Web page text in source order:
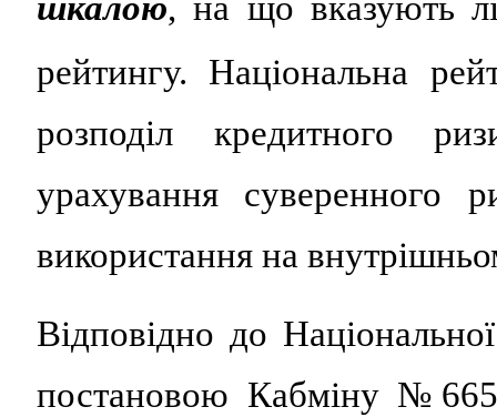
рейтингу. Національна
розподіл кредитного
урахування суверенного
використання на
Відповідно до
постановою Кабміну №665